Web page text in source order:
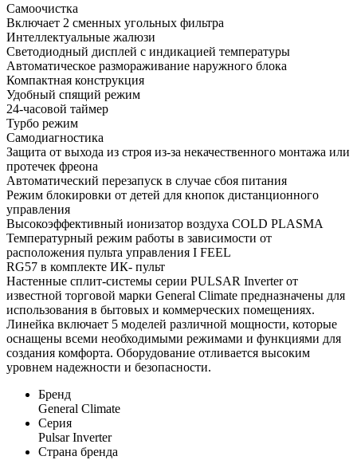
Самоочистка
Включает 2 сменных угольных фильтра
Интеллектуальные жалюзи
Светодиодный дисплей с индикацией температуры
Автоматическое размораживание наружного блока
Компактная конструкция
Удобный спящий режим
24-часовой таймер
Турбо режим
Самодиагностика
Защита от выхода из строя из-за некачественного монтажа или
протечек фреона
Автоматический перезапуск в случае сбоя питания
Режим блокировки от детей для кнопок дистанционного
управления
Высокоэффективный ионизатор воздуха COLD PLASMA
Температурный режим работы в зависимости от
расположения пульта управления I FEEL
RG57 в комплекте ИК- пульт
Настенные сплит-системы серии PULSAR Inverter от
известной торговой марки General Climate предназначены для
использования в бытовых и коммерческих помещениях.
Линейка включает 5 моделей различной мощности, которые
оснащены всеми необходимыми режимами и функциями для
создания комфорта. Оборудование отливается высоким
уровнем надежности и безопасности.
Бренд
General Climate
Серия
Pulsar Inverter
Страна бренда